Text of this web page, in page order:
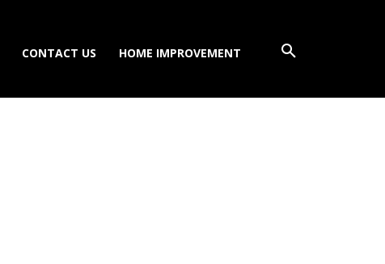
CONTACT US HOME IMPROVEMENT